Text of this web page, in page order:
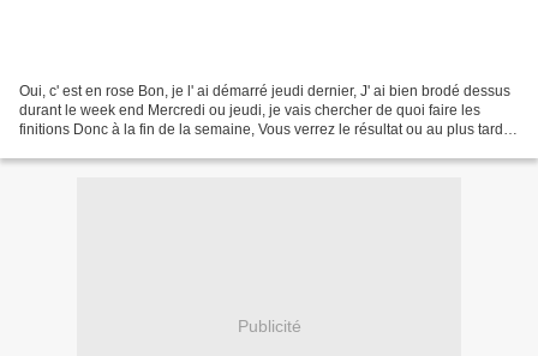
Oui, c' est en rose Bon, je l' ai démarré jeudi dernier, J' ai bien brodé dessus
durant le week end Mercredi ou jeudi, je vais chercher de quoi faire les
finitions Donc à la fin de la semaine, Vous verrez le résultat ou au plus tard
Publicité